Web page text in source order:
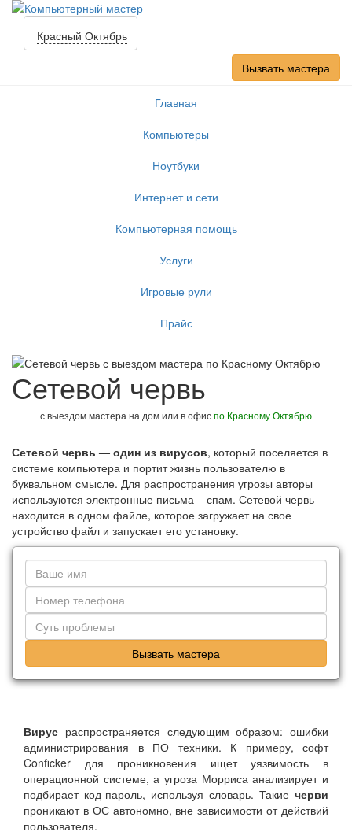
Красный Октябрь
Вызвать мастера
Главная
Компьютеры
Ноутбуки
Интернет и сети
Компьютерная помощь
Услуги
Игровые рули
Прайс
Сетевой червь
с выездом мастера на дом или в офиспо Красному Октябрю
Сетевой червь — один из вирусов, который поселяется в
системе компьютера и портит жизнь пользователю в
буквальном смысле. Для распространения угрозы авторы
используются электронные письма – спам. Сетевой червь
находится в одном файле, которое загружает на свое
устройство файл и запускает его установку.
Вызвать мастера
Вирус распространяется следующим образом: ошибки
администрирования в ПО техники. К примеру, софт
Conficker для проникновения ищет уязвимость в
операционной системе, а угроза Морриса анализирует и
подбирает код-пароль, используя словарь. Такие черви
проникают в ОС автономно, вне зависимости от действий
пользователя.